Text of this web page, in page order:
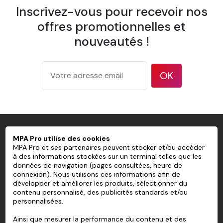
1 spatule à maroufler
1 pulvérisateur
Papier Peint Mural Pré-encollé Sans
Largeur d'un lé
600 mm
Recouvrement
Pose bord à bord
Grammage
175 g/m² d'après la méthode de
test ISO 536
Épaisseur
177 microns/7 mil d'après la
méthode de test ISO 534
Opacité
Inscrivez-vous pour recevoir nos
offres promotionnelles et
nouveautés !
OK
PROFESSIONNEL
MPA PRO
NOS SERVICES
MPA Pro utilise des cookies
MPA Pro et ses partenaires peuvent stocker et/ou accéder
à des informations stockées sur un terminal telles que les
données de navigation (pages consultées, heure de
connexion). Nous utilisons ces informations afin de
développer et améliorer les produits, sélectionner du
contenu personnalisé, des publicités standards et/ou
personnalisées.
Ainsi que mesurer la performance du contenu et des